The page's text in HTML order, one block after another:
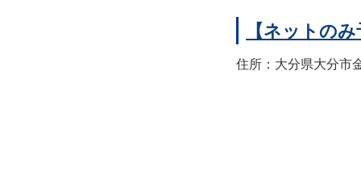
【ネットの
住所：大分県大分市